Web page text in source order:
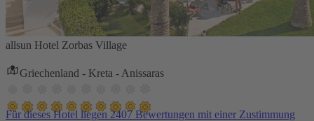
allsun Hotel Zorbas Village
Griechenland - Kreta - Anissaras
Für dieses Hotel liegen 2407 Bewertungen mit einer Zustimmung